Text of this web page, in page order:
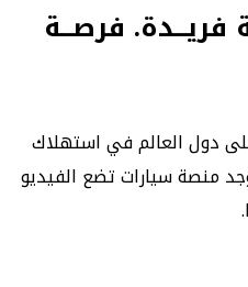
فرصــة
دول العالم في استهلاك
منصة سيارات تضع الفيديو